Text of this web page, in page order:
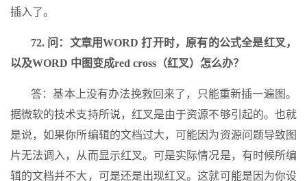
插入了。
72. 问：文章用WORD 打开时，原有的公式全是红叉，
以及WORD 中图变成red cross（红叉）怎么办？
答：基本上没有办法挽救回来了，只能重新插一遍图。
据微软的技术支持所说，红叉是由于资源不够引起的。也就
是说，如果你所编辑的文档过大，可能因为资源问题导致图
片无法调入，从而显示红叉。可是实际情况是，有时候所编
辑的文档并不大，可是还是出现红叉。这就可能是因为你设